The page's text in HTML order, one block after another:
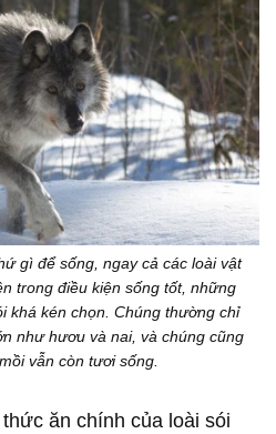
gì để sống, ngay cả các loài vật
trong điều kiện sống tốt, những
khá kén chọn. Chúng thường chỉ
như hươu và nai, và chúng cũng
vẫn còn tươi sống.
ăn chính của loài sói